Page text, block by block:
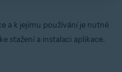
a k jejímu používání je nutné
stažení a instalaci aplikace.